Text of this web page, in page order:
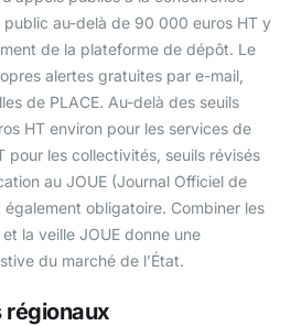
public au-delà de 90 000 euros HT y
de la plateforme de dépôt. Le
alertes gratuites par e-mail,
de PLACE. Au-delà des seuils
HT environ pour les services de
pour les collectivités, seuils révisés
au JOUE (Journal Officiel de
également obligatoire. Combiner les
la veille JOUE donne une
du marché de l’État.
régionaux